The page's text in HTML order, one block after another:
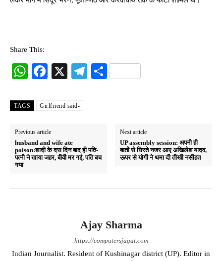
Share This:
W
ts
pp
Fa
bo
X
Te S
TAGS Girlfriend said-
Previous article
husband and wife ate
poison:शादी के दस दिन बाद ही पति-
पत्नी ने खाया जहर, बीवी मर गई, पति बच
गया
Next article
UP assembly session: अपनी ही
बातों से घिरते नजर आए अखिलेश यादव,
ऊपर से योगी ने थमा दी तीखी नसीहत
Ajay Sharma
https://computersjagat.com
Indian Journalist. Resident of Kushinagar district (UP). Editor in